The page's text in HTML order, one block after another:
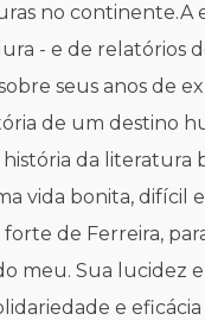
no continente.A
- e de relatórios
seus anos de
de um destino
da literatura
vida bonita,
de Ferreira,
meu. Sua lucidez
e